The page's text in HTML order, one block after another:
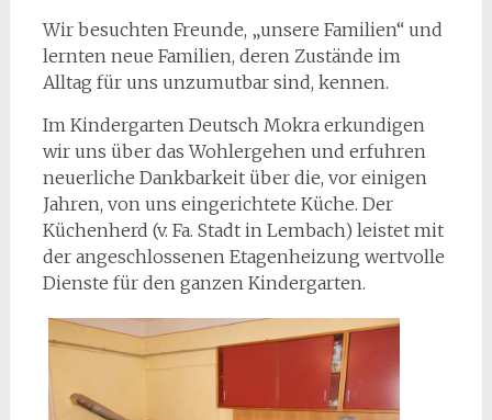
Wir besuchten Freunde, „unsere Familien“ und
lernten neue Familien, deren Zustände im
Alltag für uns unzumutbar sind, kennen.
Im Kindergarten Deutsch Mokra erkundigen
wir uns über das Wohlergehen und erfuhren
neuerliche Dankbarkeit über die, vor einigen
Jahren, von uns eingerichtete Küche. Der
Küchenherd (v. Fa. Stadt in Lembach) leistet mit
der angeschlossenen Etagenheizung wertvolle
Dienste für den ganzen Kindergarten.